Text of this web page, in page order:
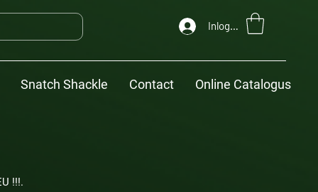
Inloggen
Snatch Shackle Contact Online Catalogus
!!!.